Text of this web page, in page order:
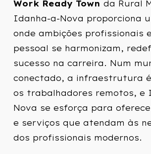
Work Ready Town da Rural
Idanha-a-Nova proporciona
onde ambições profissionais
pessoal se harmonizam,
sucesso na carreira. Num
conectado, a infraestrutura
os trabalhadores remotos, e
Nova se esforça para
e serviços que atendam às
dos profissionais modernos.